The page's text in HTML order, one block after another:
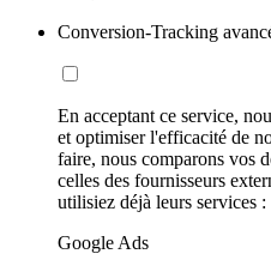
Conversion-Tracking
En acceptant ce service,
et optimiser l'efficacité de
faire, nous comparons vos
celles des fournisseurs
utilisiez déjà leurs services :
Google Ads